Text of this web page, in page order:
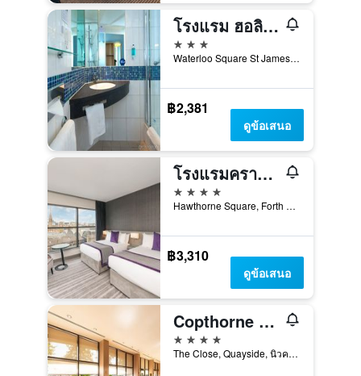
โรงแรม ฮอลิเดย์ อินน์ เอ็กซ์เพรส นิวคาสเซิล ซิตี้เซ็นเตอร์ บาย IHG
3 ดาว
Waterloo Square St James Boulevard, นิวคาสเซิลอะพอนไทน์, สหราชอาณาจักร
฿2,381
ดูข้อเสนอ
โรงแรมคราวน์พลาซ่านิวคาสเซิล - ควอเตอร์สตีเฟนสัน, โรงแรมของ IHG
4 ดาว
Hawthorne Square, Forth Street, นิวคาสเซิลอะพอนไทน์, สหราชอาณาจักร
฿3,310
ดูข้อเสนอ
Copthorne Hotel Newcastle
4 ดาว
The Close, Quayside, นิวคาสเซิลอะพอนไทน์, สหราชอาณาจักร